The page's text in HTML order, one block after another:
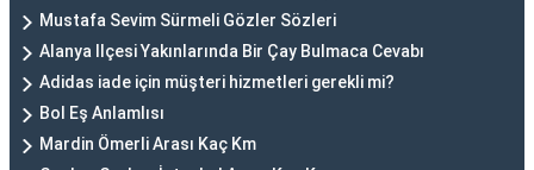
Mustafa Sevim Sürmeli Gözler Sözleri
Alanya Ilçesi Yakınlarında Bir Çay Bulmaca Cevabı
Adidas iade için müşteri hizmetleri gerekli mi?
Bol Eş Anlamlısı
Mardin Ömerli Arası Kaç Km